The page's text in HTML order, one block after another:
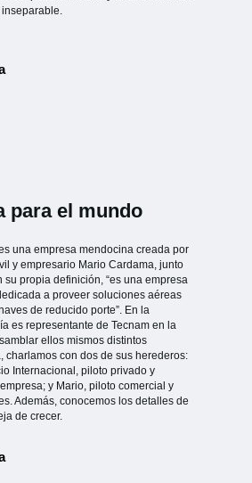
para el mundo
una empresa mendocina creada por
y empresario Mario Cardama, junto
su propia definición, “es una empresa
a proveer soluciones aéreas
de reducido porte”. En la
es representante de Tecnam en la
ellos mismos distintos
charlamos con dos de sus herederos:
Internacional, piloto privado y
y Mario, piloto comercial y
Además, conocemos los detalles de
de crecer.